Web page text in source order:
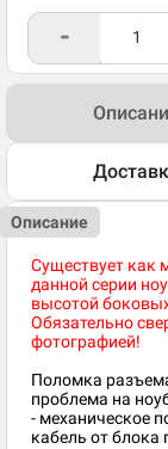
-
Описание
Существует как
данной серии
высотой
Обязательно
фотографией!
Поломка
проблема на
- механическое
кабель от блока